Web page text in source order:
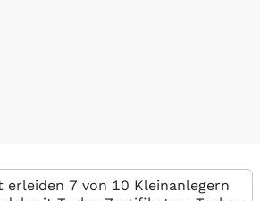
erleiden 7 von 10 Kleinanlegern